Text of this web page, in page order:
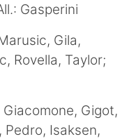
Gasperini
Gila,
Rovella, Taylor;
Giacomone, Gigot,
Pedro, Isaksen,